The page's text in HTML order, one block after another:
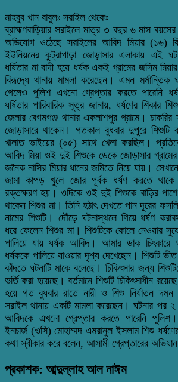
মাহবুব খান বাবুলঃ সরাইল থেকেঃ
ব্রাহ্মণবাড়িয়ার সরাইলে মাত্র ৩ বছর ৬ মাস
অভিযোগ ওঠেছে সরাইলের আবিদ মিয়ার (১৬)
ইউনিয়নের কুট্রাপাড়া জোড়াসার এলাকায় এই
ধর্ষিতার মা বাদী হয়ে ধর্ষক একই গ্রামের জসিম
বিরূদ্ধে থানায় মামলা করেছেন। এমন মর্মান্তিক
গেলেও পুলিশ এখনো গ্রেপ্তার করতে পারেনি
ধর্ষিতার পারিবারিক সূত্র জানায়, ধর্ষণের শিকার
জেলার বেগমগঞ্জ থানার একলাশপুর গ্রামে। চাকরির
জোড়াসারে থাকেন। গতকাল বুধবার দুপুরে শিশুটি
খালাত ভাইয়ের (০৫) সাথে খেলা করছিল।
আবিদ মিয়া ওই দুই শিশুকে ডেকে জোড়াসার গ্রামের
জনৈক নাসির মিয়ার ধানের জমিতে নিয়ে যায়।
জামা কাপড় খুলে জোর পূর্বক ধর্ষণ করতে
রক্তক্ষরণ হয়। ওদিকে ওই দুই শিশুকে বাড়ির পাশে
থাকেন শিশুর মা। তিনি হঠাৎ দেখতে পান দূরের
নামের শিশুটি। দৌঁড়ে ঘটনাস্থলে গিয়ে ধর্ষণ
ধরে ফেলেন শিশুর মা। শিশুটিকে কোলে নেওয়ার
পালিয়ে যায় ধর্ষক আবিদ। আমার ডাক
ধর্ষককে পালিয়ে যাওয়ার দৃশ্য দেখেছেন। শিশুটি
কাঁদতে ঘটনাটি মাকে বলেছে। চিকিৎসার জন্য
ভর্তি করা হয়েছে। বর্তমানে শিশুটি চিকিৎসাধীন
হয়ে গত বুধবার রাতে নারী ও শিশু নির্যাতন
সরাইল থানায় একটি মামলা করেছেন। ঘটনার পর ২
আবিদকে এখনো গ্রেপ্তার করতে পারেনি
ইনচার্জ (ওসি) মোহাম্মদ এমরানুল ইসলাম শিশু
কথা স্বীকার করে বলেন, আসামী গ্রেপ্তারের
প্রকাশক: আব্দুল্লাহ আল নাঈম